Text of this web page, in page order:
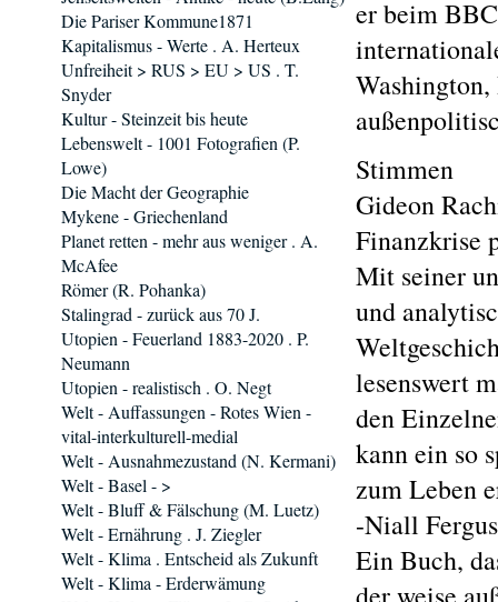
er beim
Stimmen
Gideon
Finanzkrise
Mit seiner
und
lesenswert
den
kann ein so
zum Leben
-Niall
Ein Buch,
Die Pariser Kommune1871
Kapitalismus - Werte . A. Herteux
Unfreiheit > RUS > EU > US . T.
Snyder
Kultur - Steinzeit bis heute
Lebenswelt - 1001 Fotografien (P.
Lowe)
Die Macht der Geographie
Mykene - Griechenland
Planet retten - mehr aus weniger . A.
McAfee
Römer (R. Pohanka)
Stalingrad - zurück aus 70 J.
Utopien - Feuerland 1883-2020 . P.
Neumann
Utopien - realistisch . O. Negt
Welt - Auffassungen - Rotes Wien -
vital-interkulturell-medial
Welt - Ausnahmezustand (N. Kermani)
Welt - Basel - >
Welt - Bluff & Fälschung (M. Luetz)
Welt - Ernährung . J. Ziegler
Welt - Klima . Entscheid als Zukunft
Welt - Klima - Erderwämung